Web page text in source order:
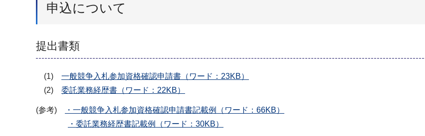
申込について
提出書類
(1) 一般競争入札参加資格確認申請書（ワード：23KB）
(2) 委託業務経歴書（ワード：22KB）
(参考)
・一般競争入札参加資格確認申請書記載例（ワード：66KB）
・委託業務経歴書記載例（ワード：30KB）